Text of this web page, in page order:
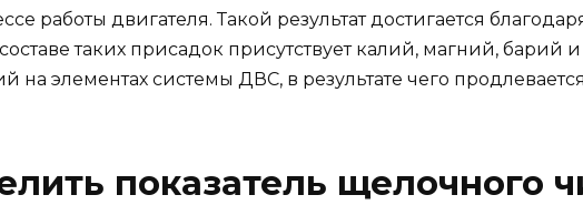
работы двигателя. Такой результат достигается
таких присадок присутствует калий, магний, барий и
на элементах системы ДВС, в результате чего
показатель щелочного